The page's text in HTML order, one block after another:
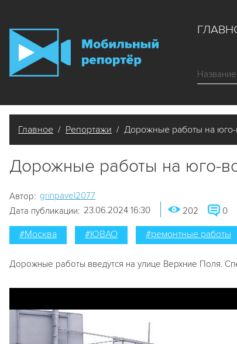
Главное / Репортажи / Дорожные работы на
Дорожные работы на юго-
Автор: grinpavel2077
Дата публикации: 23.06.2024 16:30 202 0
#Москва #ЮВАО #ремонтные работы
Дорожные работы введутся на улице Верхние Поля.